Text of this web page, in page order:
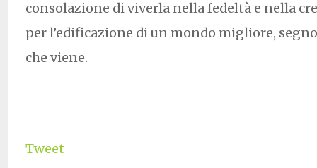
consolazione di viverla nella fedeltà e nella
per l’edificazione di un mondo migliore,
che viene.
Tweet